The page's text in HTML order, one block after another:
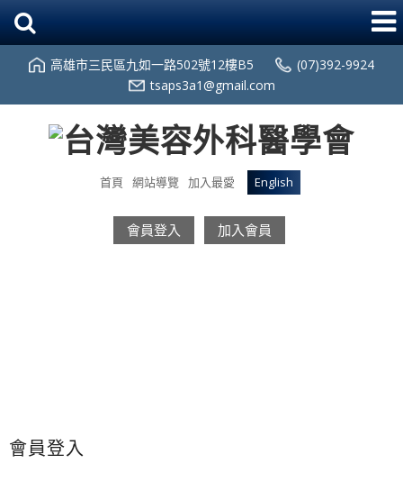
高雄市三民區九如一路502號12樓B5
(07)392-9924
tsaps3a1@gmail.com
首頁 網站導覽 加入最愛 English
會員登入 加入會員
會員登入